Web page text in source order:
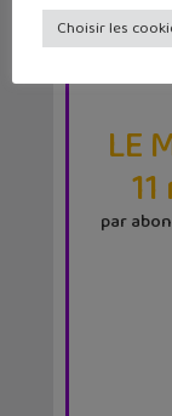
LE
par
Choisir les